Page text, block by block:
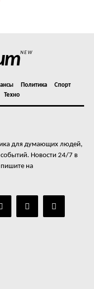
NEW
Политика
Спорт
Техно
для думающих людей,
Новости 24/7 в
на